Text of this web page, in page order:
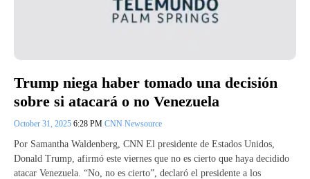
Trump niega haber tomado una decisión
sobre si atacará o no Venezuela
October 31, 2025 6:28 PM CNN Newsource
Por Samantha Waldenberg, CNN El presidente de Estados Unidos,
Donald Trump, afirmó este viernes que no es cierto que haya decidido
atacar Venezuela. “No, no es cierto”, declaró el presidente a los